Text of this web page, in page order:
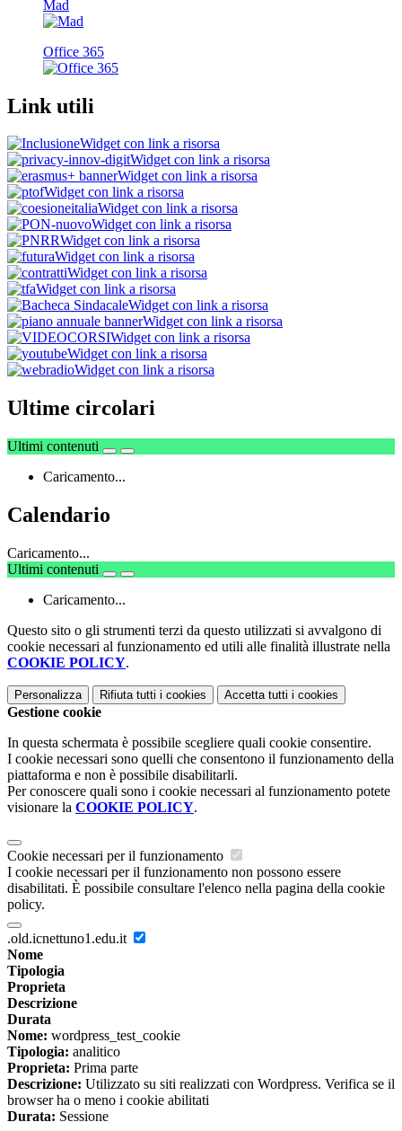
Mad
Office 365
Link utili
Widget con link a risorsa
Widget con link a risorsa
Widget con link a risorsa
Widget con link a risorsa
Widget con link a risorsa
Widget con link a risorsa
Widget con link a risorsa
Widget con link a risorsa
Widget con link a risorsa
Widget con link a risorsa
Widget con link a risorsa
Widget con link a risorsa
Widget con link a risorsa
Widget con link a risorsa
Widget con link a risorsa
Ultime circolari
Ultimi contenuti
Caricamento...
Calendario
Caricamento...
Ultimi contenuti
Caricamento...
Questo sito o gli strumenti terzi da questo utilizzati si avvalgono di
cookie necessari al funzionamento ed utili alle finalità illustrate nella
COOKIE POLICY.
Personalizza Rifiuta tutti i cookies Accetta tutti i cookies
Gestione cookie
In questa schermata è possibile scegliere quali cookie consentire.
I cookie necessari sono quelli che consentono il funzionamento della
piattaforma e non è possibile disabilitarli.
Per conoscere quali sono i cookie necessari al funzionamento potete
visionare la COOKIE POLICY.
Cookie necessari per il funzionamento
I cookie necessari per il funzionamento non possono essere
disabilitati. È possibile consultare l'elenco nella pagina della cookie
policy.
.old.icnettuno1.edu.it
Nome
Tipologia
Proprieta
Descrizione
Durata
Nome: wordpress_test_cookie
Tipologia: analitico
Proprieta: Prima parte
Descrizione: Utilizzato su siti realizzati con Wordpress. Verifica se il
browser ha o meno i cookie abilitati
Durata: Sessione